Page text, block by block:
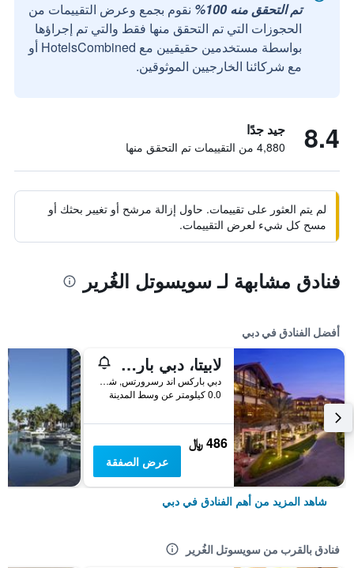
تم التحقق منه 100%
نقوم بجمع وعرض التقييمات من
الحجوزات التي تم التحقق منها فقط والتي تم إجراؤها
بواسطة مستخدمين حقيقيين مع HotelsCombined أو
مع شركائنا الخارجيين الموثوقين.
8.4 جيد جدًا
4,880 من التقييمات تم التحقق منها
لم يتم العثور على تقييمات. حاول إزالة مرشح أو تغيير بحثك أو
مسح كل شيء لعرض التقييمات.
فنادق مشابهة لـ سويسوتل الغُرير
أفضل الفنادق في دبي
لابيتا، دبي باركس آند ريزورتس، أوتوغراف كوليكشن
دبي باركس اند رسرورتس, شارع الشيخ زايد, دبي, الامارات العربية المتحدة
0.0 كيلومتر عن وسط المدينة
486 ﷼
عرض الصفقة
شاهد المزيد من أهم الفنادق في دبي
فنادق بالقرب من سويسوتل الغُرير